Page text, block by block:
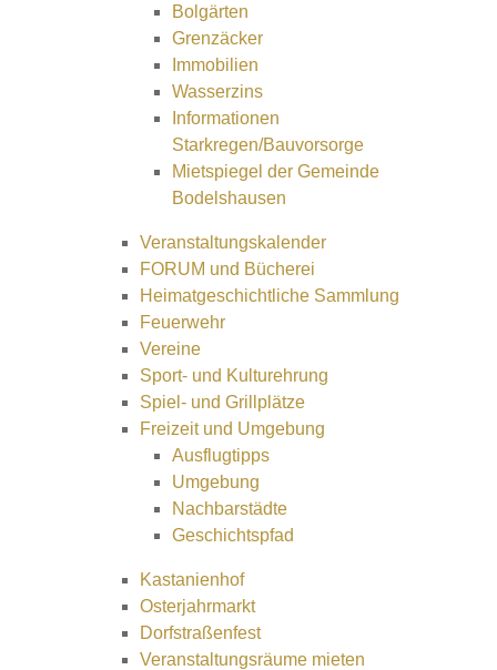
Bolgärten
Grenzäcker
Immobilien
Wasserzins
Informationen
Starkregen/Bauvorsorge
Mietspiegel der Gemeinde
Bodelshausen
Veranstaltungskalender
FORUM und Bücherei
Heimatgeschichtliche Sammlung
Feuerwehr
Vereine
Sport- und Kulturehrung
Spiel- und Grillplätze
Freizeit und Umgebung
Ausflugtipps
Umgebung
Nachbarstädte
Geschichtspfad
Kastanienhof
Osterjahrmarkt
Dorfstraßenfest
Veranstaltungsräume mieten